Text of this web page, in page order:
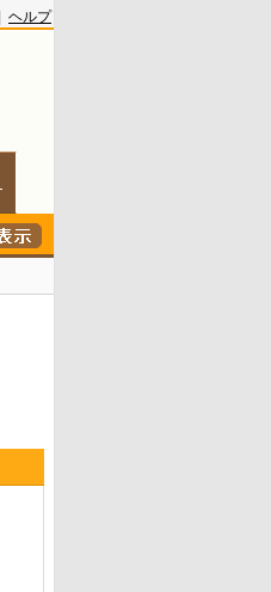
ヘルプ